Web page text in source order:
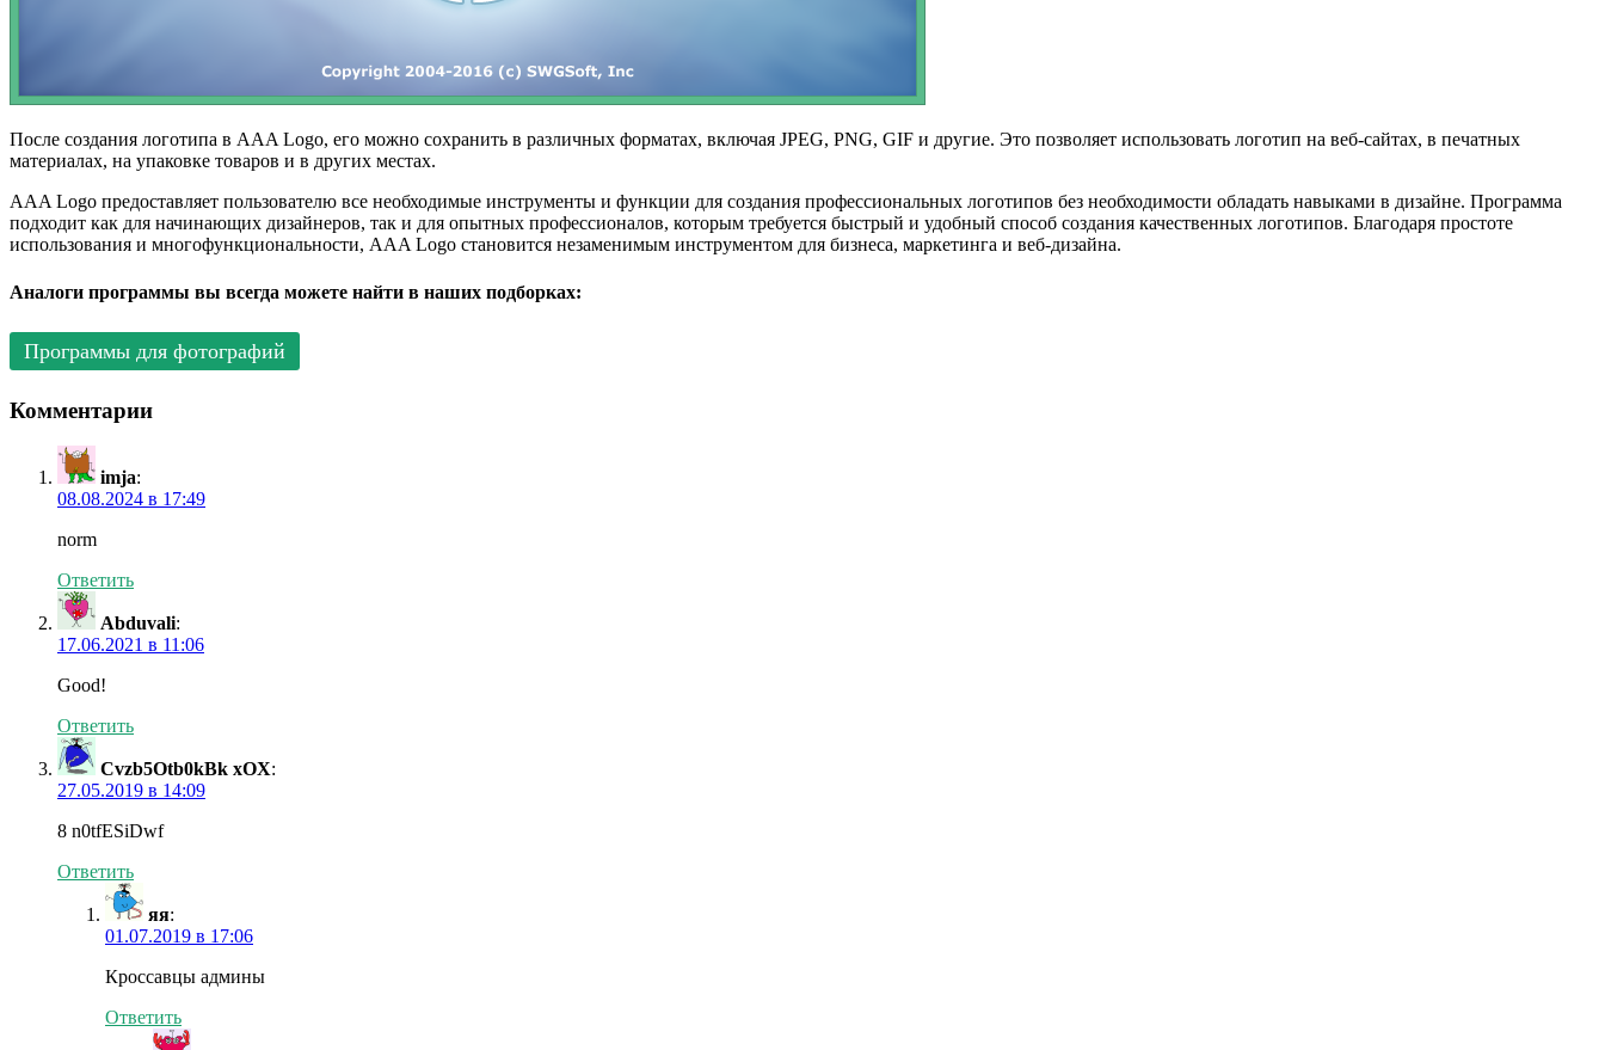
После создания логотипа в AAA Logo, его можно сохранить в различных форматах, включая JPEG, PNG, GIF и другие. Это позволяет использовать логотип на веб-сайтах, в печатных
материалах, на упаковке товаров и в других местах.
AAA Logo предоставляет пользователю все необходимые инструменты и функции для создания профессиональных логотипов без необходимости обладать навыками в дизайне. Программа
подходит как для начинающих дизайнеров, так и для опытных профессионалов, которым требуется быстрый и удобный способ создания качественных логотипов. Благодаря простоте
использования и многофункциональности, AAA Logo становится незаменимым инструментом для бизнеса, маркетинга и веб-дизайна.
Аналоги программы вы всегда можете найти в наших подборках:
Программы для фотографий
Комментарии
imja:
08.08.2024 в 17:49
norm
Ответить
Abduvali:
17.06.2021 в 11:06
Good!
Ответить
Cvzb5Otb0kBk xOX:
27.05.2019 в 14:09
8 n0tfESiDwf
Ответить
яя:
01.07.2019 в 17:06
Кроссавцы админы
Ответить